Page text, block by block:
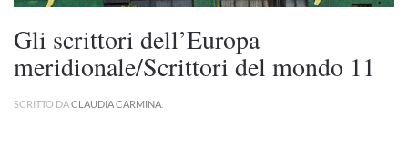
Gli scrittori dell’Europa
meridionale/Scrittori del mondo 11
SCRITTO DACLAUDIA CARMINA